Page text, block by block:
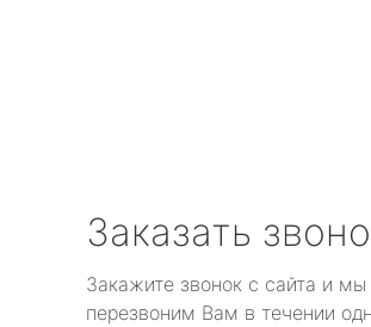
Заказать
Закажите звонок с сайта и мы
перезвоним Вам в течении